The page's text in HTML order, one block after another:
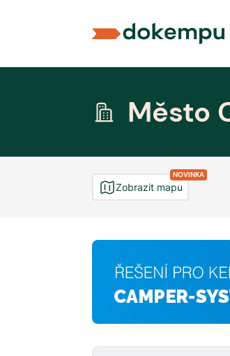
Město
NOVINKA
Zobrazit mapu